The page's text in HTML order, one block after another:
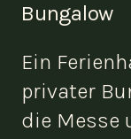
Bungalow
Ein
privater
die Messe